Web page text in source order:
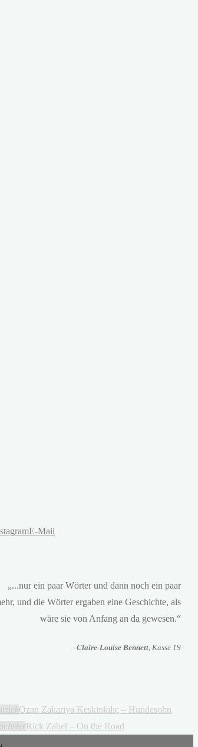
E-Mail
„...nur ein paar Wörter und dann noch ein paar
und die Wörter ergaben eine Geschichte, als
wäre sie von Anfang an da gewesen.“
- Claire-Louise Bennett, Kasse 19
Ozan Zakariya Keskinkılıç – Hundesohn
Rick Zabel – On the Road